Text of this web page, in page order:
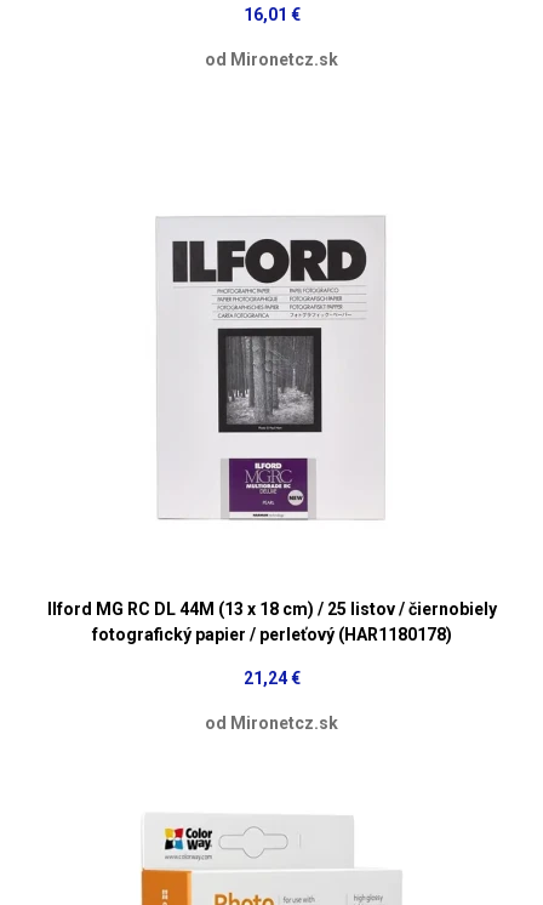
16,01 €
od Mironetcz.sk
Ilford MG RC DL 44M (13 x 18 cm) / 25 listov / čiernobiely
fotografický papier / perleťový (HAR1180178)
21,24 €
od Mironetcz.sk